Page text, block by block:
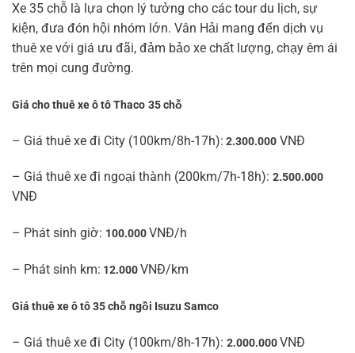
Xe 35 chỗ là lựa chọn lý tưởng cho các tour du lịch, sự
kiện, đưa đón hội nhóm lớn. Vân Hải mang đến dịch vụ
thuê xe với giá ưu đãi, đảm bảo xe chất lượng, chạy êm ái
trên mọi cung đường.
Giá cho thuê xe ô tô Thaco 35 chỗ
– Giá thuê xe đi City (100km/8h-17h): 2.300.000 VNĐ
– Giá thuê xe đi ngoại thành (200km/7h-18h): 2.500.000
VNĐ
– Phát sinh giờ: 100.000VNĐ/h
– Phát sinh km: 12.000VNĐ/km
Giá thuê xe ô tô 35 chỗ ngồi Isuzu Samco
– Giá thuê xe đi City (100km/8h-17h): 2.000.000VNĐ